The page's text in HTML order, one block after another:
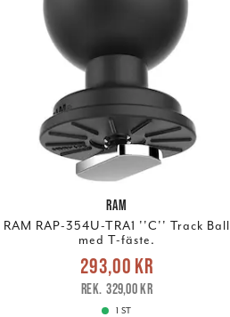
RAM
RAM RAP-354U-TRA1 ''C'' Track Ball
med T-fäste.
Nuvarande pris
Tidigare pris
293,00 kr
329,00 kr
1 ST